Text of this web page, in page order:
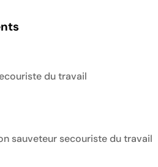
du travail
sauveteur secouriste du travail